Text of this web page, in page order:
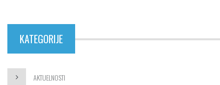
KATEGORIJE
AKTUELNOSTI